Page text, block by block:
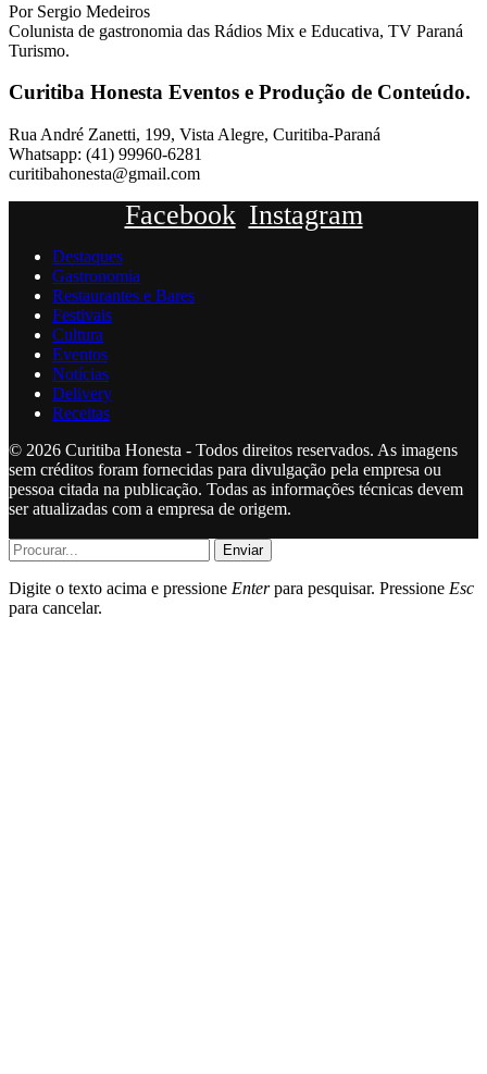
Por Sergio Medeiros
Colunista de gastronomia das Rádios Mix e Educativa, TV Paraná
Turismo.
Curitiba Honesta Eventos e Produção de Conteúdo.
Rua André Zanetti, 199, Vista Alegre, Curitiba-Paraná
Whatsapp: (41) 99960-6281
curitibahonesta@gmail.com
Facebook Instagram
Destaques
Gastronomia
Restaurantes e Bares
Festivais
Cultura
Eventos
Notícias
Delivery
Receitas
© 2026 Curitiba Honesta - Todos direitos reservados. As imagens
sem créditos foram fornecidas para divulgação pela empresa ou
pessoa citada na publicação. Todas as informações técnicas devem
ser atualizadas com a empresa de origem.
Enviar
Digite o texto acima e pressione Enterpara pesquisar. Pressione Esc
para cancelar.